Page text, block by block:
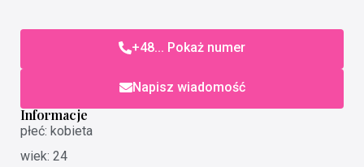
+48... Pokaż numer
Napisz wiadomość
Informacje
płeć: kobieta
wiek: 24